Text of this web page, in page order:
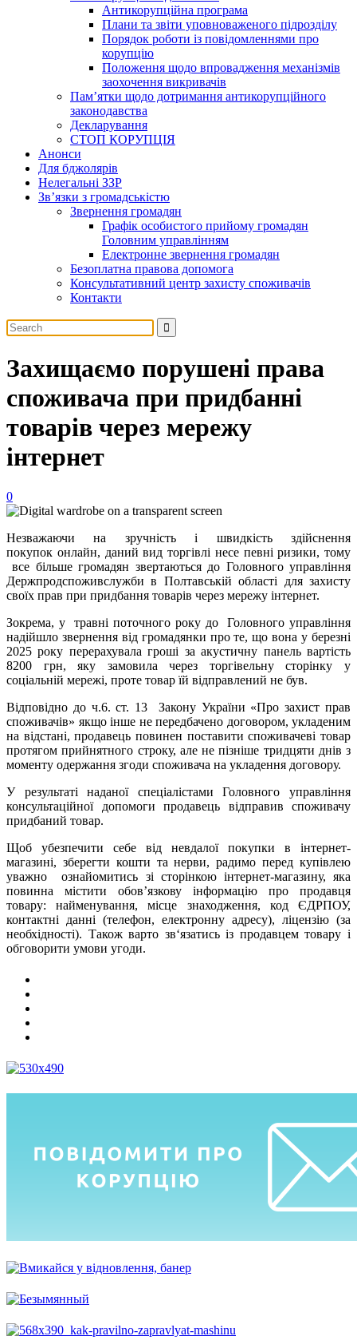
Антикорупційна програма
Плани та звіти уповноваженого підрозділу
Порядок роботи із повідомленнями про
корупцію
Положення щодо впровадження механізмів
заохочення викривачів
Пам’ятки щодо дотримання антикорупційного
законодавства
Декларування
СТОП КОРУПЦІЯ
Анонси
Для бджолярів
Нелегальні ЗЗР
Зв’язки з громадськістю
Звернення громадян
Графік особистого прийому громадян
Головним управлінням
Електронне звернення громадян
Безоплатна правова допомога
Консультативний центр захисту споживачів
Контакти
Захищаємо порушені права
споживача при придбанні
товарів через мережу
інтернет
0
Незважаючи на зручність і швидкість здійснення
покупок онлайн, даний вид торгівлі несе певні ризики, тому
все більше громадян звертаються до Головного управління
Держпродспоживслужби в Полтавській області для захисту
своїх прав при придбання товарів через мережу інтернет.
Зокрема, у травні поточного року до Головного управління
надійшло звернення від громадянки про те, що вона у березні
2025 року перерахувала гроші за акустичну панель вартість
8200 грн, яку замовила через торгівельну сторінку у
соціальній мережі, проте товар їй відправлений не був.
Відповідно до ч.6. ст. 13 Закону України «Про захист прав
споживачів» якщо інше не передбачено договором, укладеним
на відстані, продавець повинен поставити споживачеві товар
протягом прийнятного строку, але не пізніше тридцяти днів з
моменту одержання згоди споживача на укладення договору.
У результаті наданої спеціалістами Головного управління
консультаційної допомоги продавець відправив споживачу
придбаний товар.
Щоб убезпечити себе від невдалої покупки в інтернет-
магазині, зберегти кошти та нерви, радимо перед купівлею
уважно ознайомитись зі сторінкою інтернет-магазину, яка
повинна містити обов’язкову інформацію про продавця
товару: найменування, місце знаходження, код ЄДРПОУ,
контактні данні (телефон, електронну адресу), ліцензію (за
необхідності). Також варто зв‘язатись із продавцем товару і
обговорити умови угоди.